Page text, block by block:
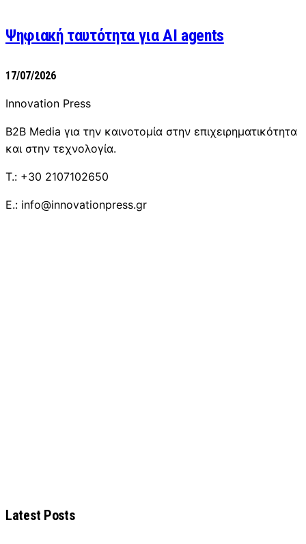
Ψηφιακή ταυτότητα για AI agents
17/07/2026
Innovation Press
B2B Media για την καινοτομία στην επιχειρηματικότητα
και στην τεχνολογία.
T.: +30 2107102650
E.: info@innovationpress.gr
Latest Posts